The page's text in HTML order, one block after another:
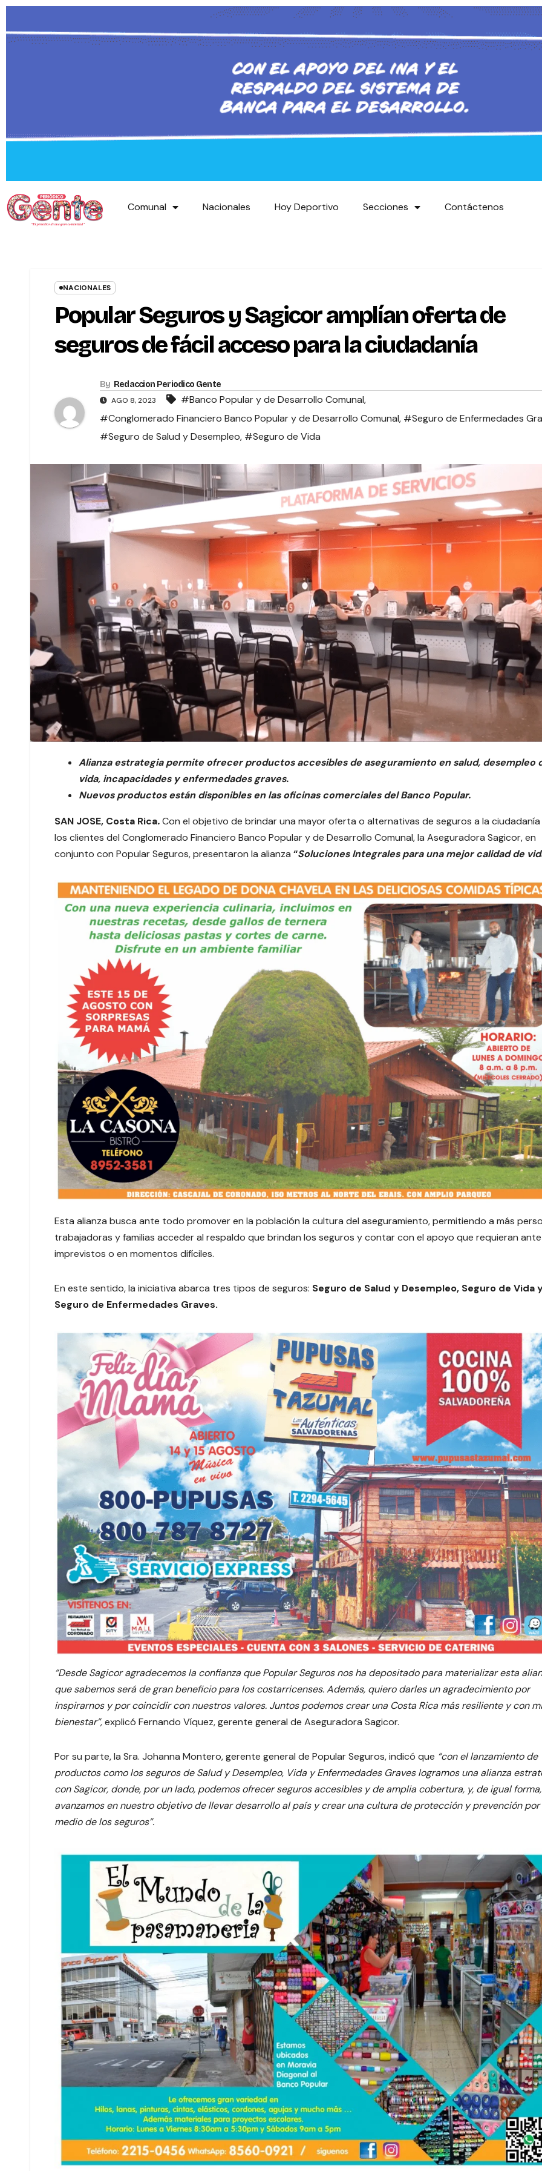
Comunal Nacionales Hoy Deportivo Secciones Contáctenos
NACIONALES
Popular Seguros y Sagicor amplían oferta de
seguros de fácil acceso para la ciudadanía
By Redaccion Periodico Gente
AGO 8, 2023 #Banco Popular y de Desarrollo Comunal,
#Conglomerado Financiero Banco Popular y de Desarrollo Comunal, #Seguro de Enfermedades
#Seguro de Salud y Desempleo, #Seguro de Vida
Alianza estrategia permite ofrecer productos accesibles de aseguramiento en salud, desempleo
vida, incapacidades y enfermedades graves.
Nuevos productos están disponibles en las oficinas comerciales del Banco Popular.
SAN JOSE, Costa Rica.Con el objetivo de brindar una mayor oferta o alternativas de seguros a la
los clientes del Conglomerado Financiero Banco Popular y de Desarrollo Comunal, la Aseguradora Sagicor, en
conjunto con Popular Seguros, presentaron la alianza “Soluciones Integrales para una mejor calidad de
Esta alianza busca ante todo promover en la población la cultura del aseguramiento, permitiendo a más
trabajadoras y familias acceder al respaldo que brindan los seguros y contar con el apoyo que requieran ante
imprevistos o en momentos difíciles.
En este sentido, la iniciativa abarca tres tipos de seguros: Seguro de Salud y Desempleo, Seguro de Vida
Seguro de Enfermedades Graves.
“Desde Sagicor agradecemos la confianza que Popular Seguros nos ha depositado para materializar esta
que sabemos será de gran beneficio para los costarricenses. Además, quiero darles un agradecimiento por
inspirarnos y por coincidir con nuestros valores. Juntos podemos crear una Costa Rica más resiliente y con
bienestar”,explicó Fernando Víquez, gerente general de Aseguradora Sagicor.
Por su parte, la Sra. Johanna Montero, gerente general de Popular Seguros, indicó que “con el lanzamiento de
productos como los seguros de Salud y Desempleo, Vida y Enfermedades Graves logramos una alianza
con Sagicor, donde, por un lado, podemos ofrecer seguros accesibles y de amplia cobertura, y, de igual forma,
avanzamos en nuestro objetivo de llevar desarrollo al país y crear una cultura de protección y prevención por
medio de los seguros”.